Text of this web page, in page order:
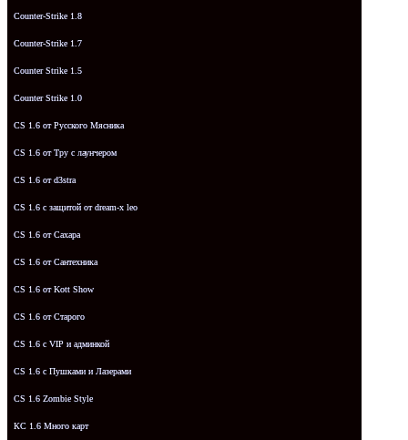
Counter-Strike 1.8
Counter-Strike 1.7
Counter Strike 1.5
Counter Strike 1.0
CS 1.6 от Русского Мясника
CS 1.6 от Tpy с лаунчером
CS 1.6 от d3stra
CS 1.6 с защитой от dream-x leo
CS 1.6 от Сахара
CS 1.6 от Сантехника
CS 1.6 от Kott Show
CS 1.6 от Старого
CS 1.6 с VIP и админкой
CS 1.6 с Пушками и Лазерами
CS 1.6 Zombie Style
КС 1.6 Много карт